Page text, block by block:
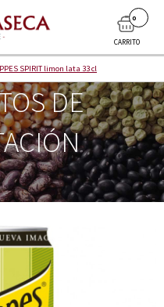
CARRITO
0
SPIRIT limon lata 33 cl
DE